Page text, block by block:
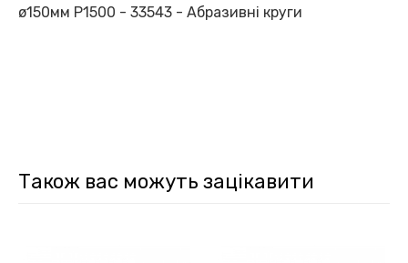
ø150мм P1500 - 33543 - Абразивні круги
Також вас можуть зацікавити